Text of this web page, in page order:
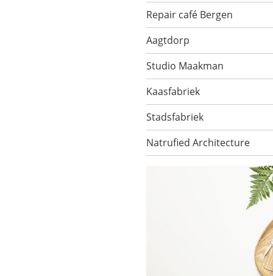
Repair café Bergen
Aagtdorp
Studio Maakman
Kaasfabriek
Stadsfabriek
Natrufied Architecture